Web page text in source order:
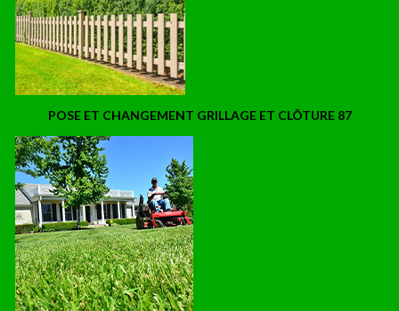
POSE ET CHANGEMENT GRILLAGE ET CLÔTURE 87